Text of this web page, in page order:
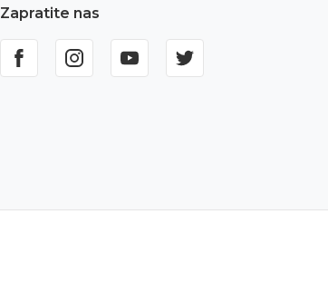
Zapratite nas